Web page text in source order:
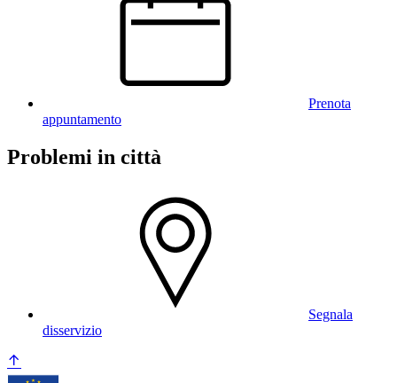
Prenota
appuntamento
Problemi in città
Segnala
disservizio